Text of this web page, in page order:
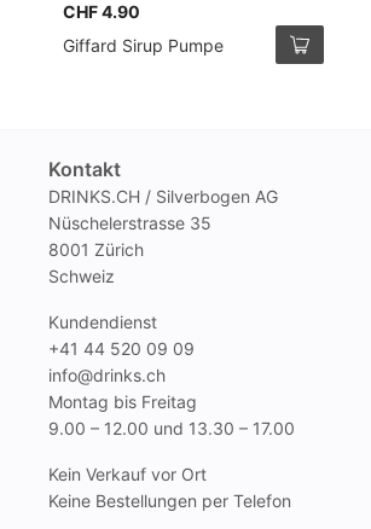
CHF 4.90
Giffard Sirup Pumpe
Kontakt
DRINKS.CH / Silverbogen AG
Nüschelerstrasse 35
8001 Zürich
Schweiz
Kundendienst
+41 44 520 09 09
info@drinks.ch
Montag bis Freitag
9.00 – 12.00 und 13.30 – 17.00
Kein Verkauf vor Ort
Keine Bestellungen per Telefon